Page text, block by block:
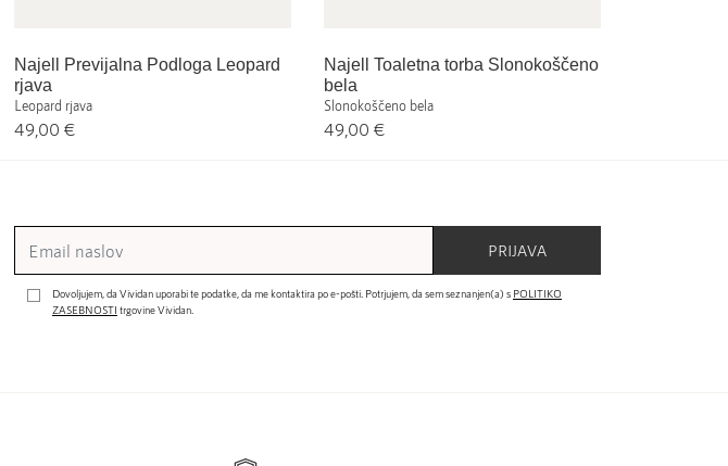
Najell Previjalna Podloga Leopard
rjava
Leopard rjava
49,00 €
Najell Toaletna torba Slonokoščeno
bela
Slonokoščeno bela
49,00 €
PRIJAVA
Dovoljujem, da Vividan uporabi te podatke, da me kontaktira po e-pošti. Potrjujem, da sem seznanjen(a) s POLITIKO
ZASEBNOSTI trgovine Vividan.